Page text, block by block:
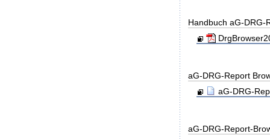
Handbuch aG-DRG-
aG-DRG-Report
aG-DRG-
aG-DRG-Report-